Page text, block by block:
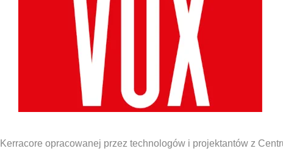
opracowanej przez technologów i projektantów z